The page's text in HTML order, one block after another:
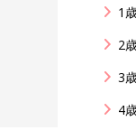
1
2
3
4